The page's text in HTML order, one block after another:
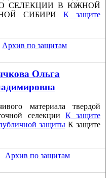
СЕЛЕКЦИИ В ЮЖНОЙ
СИБИРИ К защите
Архив по защитам
Ольга
материала твердой
селекции К защите
защиты К защите
Архив по защитам